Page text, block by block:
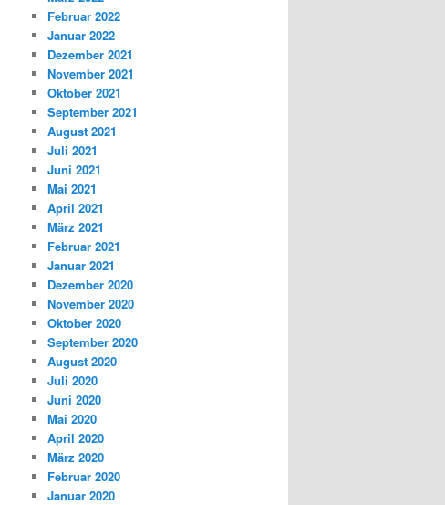
Februar 2022
Januar 2022
Dezember 2021
November 2021
Oktober 2021
September 2021
August 2021
Juli 2021
Juni 2021
Mai 2021
April 2021
März 2021
Februar 2021
Januar 2021
Dezember 2020
November 2020
Oktober 2020
September 2020
August 2020
Juli 2020
Juni 2020
Mai 2020
April 2020
März 2020
Februar 2020
Januar 2020